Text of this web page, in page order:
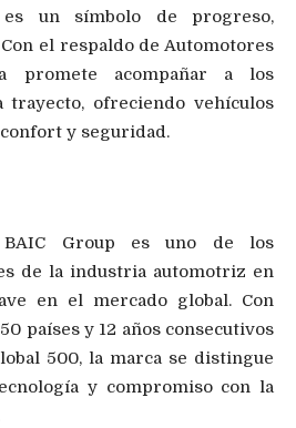
es un símbolo de progreso,
el respaldo de Automotores
promete acompañar a los
trayecto, ofreciendo vehículos
y seguridad.
BAIC Group es uno de los
de la industria automotriz en
en el mercado global. Con
países y 12 años consecutivos
500, la marca se distingue
y compromiso con la